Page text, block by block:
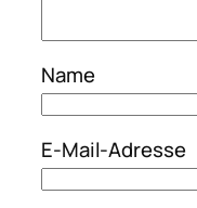
Name
E-Mail-Adresse